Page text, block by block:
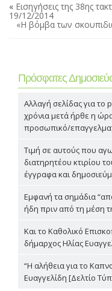
« Εισηγήσεις της 38ης
19/12/2014
«Η βόμβα των
Πρόσφατες
Αλλαγή σελίδας για το
χρόνια μετά ήρθε η
προσωπικό/
Τιμή σε αυτούς που
διατηρητέου κτιρίου
έγγραφα και
Εμφανή τα σημάδια
ήδη πριν από τη μέση
Και το Καθολικό
δήμαρχος Ηλίας
“Η αλήθεια για το
Ευαγγελίδη [Δελτίο